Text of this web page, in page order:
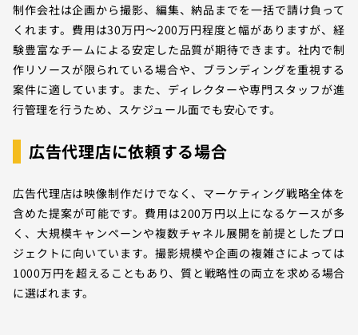
制作会社は企画から撮影、編集、納品までを一括で請け負って
くれます。費用は30万円〜200万円程度と幅がありますが、経
験豊富なチームによる安定した品質が期待できます。社内で制
作リソースが限られている場合や、ブランディングを重視する
案件に適しています。また、ディレクターや専門スタッフが進
行管理を行うため、スケジュール面でも安心です。
広告代理店に依頼する場合
広告代理店は映像制作だけでなく、マーケティング戦略全体を
含めた提案が可能です。費用は200万円以上になるケースが多
く、大規模キャンペーンや複数チャネル展開を前提としたプロ
ジェクトに向いています。撮影規模や企画の複雑さによっては
1000万円を超えることもあり、質と戦略性の両立を求める場合
に選ばれます。